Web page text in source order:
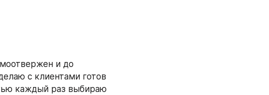
и до
с клиентами готов
каждый раз выбираю